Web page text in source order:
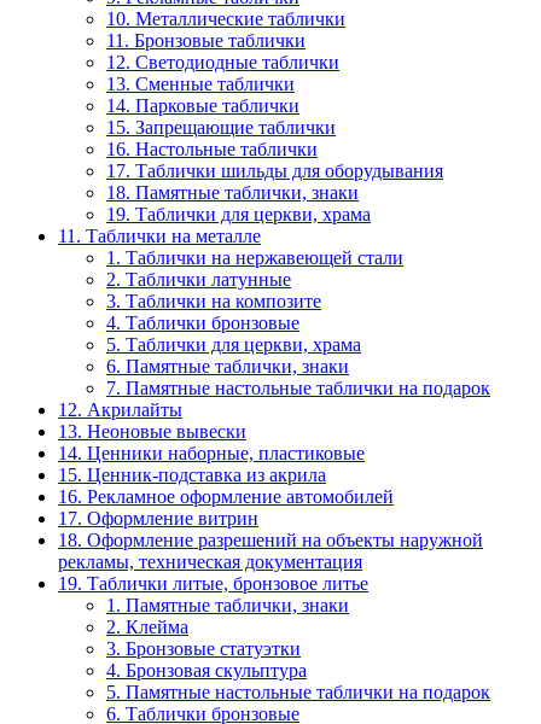
10. Металлические таблички
11. Бронзовые таблички
12. Светодиодные таблички
13. Сменные таблички
14. Парковые таблички
15. Запрещающие таблички
16. Настольные таблички
17. Таблички шильды для оборудывания
18. Памятные таблички, знаки
19. Таблички для церкви, храма
11. Таблички на металле
1. Таблички на нержавеющей стали
2. Таблички латунные
3. Таблички на композите
4. Таблички бронзовые
5. Таблички для церкви, храма
6. Памятные таблички, знаки
7. Памятные настольные таблички на подарок
12. Акрилайты
13. Неоновые вывески
14. Ценники наборные, пластиковые
15. Ценник-подставка из акрила
16. Рекламное оформление автомобилей
17. Оформление витрин
18. Оформление разрешений на объекты наружной
рекламы, техническая документация
19. Таблички литые, бронзовое литье
1. Памятные таблички, знаки
2. Клейма
3. Бронзовые статуэтки
4. Бронзовая скульптура
5. Памятные настольные таблички на подарок
6. Таблички бронзовые